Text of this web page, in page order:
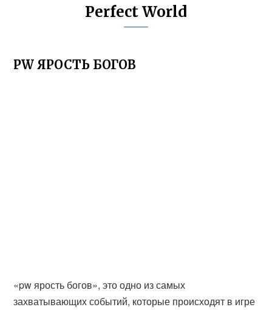
Perfect World
PW ЯРОСТЬ БОГОВ
«pw ярость богов», это одно из самых
захватывающих событий, которые происходят в игре